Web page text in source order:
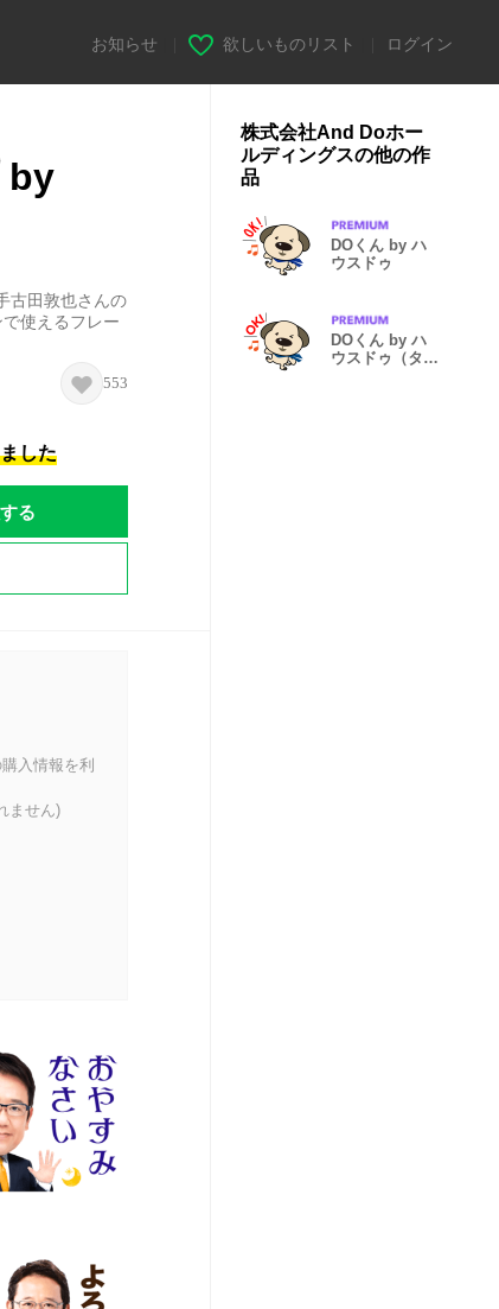
お知らせ 欲しいものリスト ログイン
by
古田敦也さんの
使えるフレー
553
した
る
入情報を利
ません)
株式会社And Doホー
ルディングスの他の作
品
DOくん by ハ
ウスドゥ
DOくん by ハ
ウスドゥ（タイ